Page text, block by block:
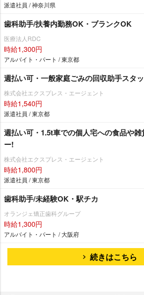
派遣社員 / 神奈川県
歯科助手/扶養内勤務OK・ブランクOK
医療法人RDC
時給1,300円
アルバイト・パート / 東京都
週払い可・一般家庭ごみの回収助手スタ
株式会社エクスプレス・エージェント
時給1,540円
派遣社員 / 東京都
週払い可・1.5t車での個人宅への食品や
ー!
株式会社エクスプレス・エージェント
時給1,800円
派遣社員 / 東京都
歯科助手/未経験OK・駅チカ
オランジェ矯正歯科グループ
時給1,300円
アルバイト・パート / 大阪府
続きはこちら